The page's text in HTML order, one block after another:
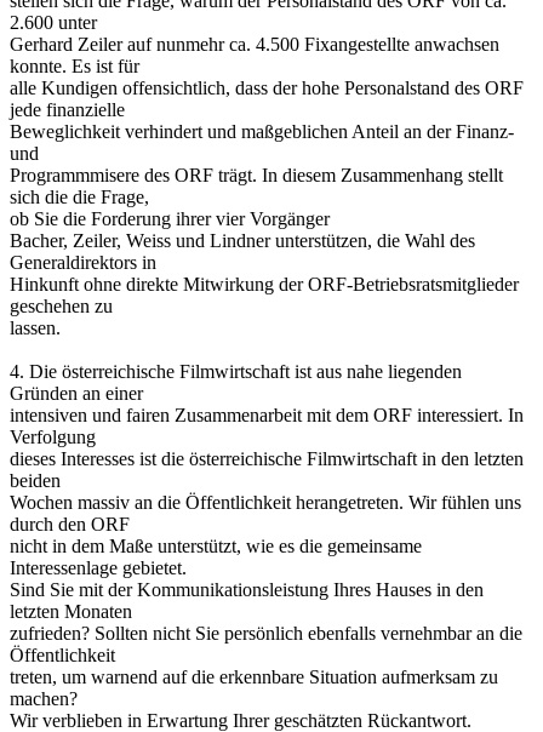
2.600 unter
Gerhard Zeiler auf nunmehr ca. 4.500 Fixangestellte anwachsen
konnte. Es ist für
alle Kundigen offensichtlich, dass der hohe Personalstand des ORF
jede finanzielle
Beweglichkeit verhindert und maßgeblichen Anteil an der Finanz-
und
Programmmisere des ORF trägt. In diesem Zusammenhang stellt
sich die die Frage,
ob Sie die Forderung ihrer vier Vorgänger
Bacher, Zeiler, Weiss und Lindner unterstützen, die Wahl des
Generaldirektors in
Hinkunft ohne direkte Mitwirkung der ORF-Betriebsratsmitglieder
geschehen zu
lassen.
4. Die österreichische Filmwirtschaft ist aus nahe liegenden
Gründen an einer
intensiven und fairen Zusammenarbeit mit dem ORF interessiert. In
Verfolgung
dieses Interesses ist die österreichische Filmwirtschaft in den letzten
beiden
Wochen massiv an die Öffentlichkeit herangetreten. Wir fühlen uns
durch den ORF
nicht in dem Maße unterstützt, wie es die gemeinsame
Interessenlage gebietet.
Sind Sie mit der Kommunikationsleistung Ihres Hauses in den
letzten Monaten
zufrieden? Sollten nicht Sie persönlich ebenfalls vernehmbar an die
Öffentlichkeit
treten, um warnend auf die erkennbare Situation aufmerksam zu
machen?
Wir verblieben in Erwartung Ihrer geschätzten Rückantwort.